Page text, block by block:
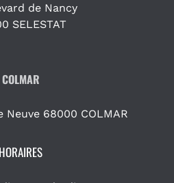
de Nancy
SELESTAT
COLMAR
Neuve 68000 COLMAR
HORAIRES